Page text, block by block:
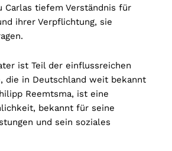
Carlas tiefem Verständnis für
ihrer Verpflichtung, sie
ist Teil der einflussreichen
die in Deutschland weit bekannt
Reemtsma, ist eine
bekannt für seine
und sein soziales